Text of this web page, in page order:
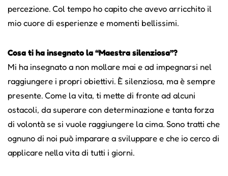
percezione. Col tempo ho capito che avevo arricchito il
mio cuore di esperienze e momenti bellissimi.
Cosa ti ha insegnato la “Maestra silenziosa”?
Mi ha insegnato a non mollare mai e ad impegnarsi nel
raggiungere i propri obiettivi. È silenziosa, ma è sempre
presente. Come la vita, ti mette di fronte ad alcuni
ostacoli, da superare con determinazione e tanta forza
di volontà se si vuole raggiungere la cima. Sono tratti che
ognuno di noi può imparare a sviluppare e che io cerco di
applicare nella vita di tutti i giorni.